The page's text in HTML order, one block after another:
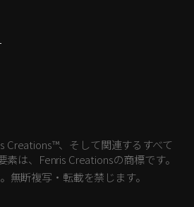
Creations™、そして関連するすべて
は、Fenris Creationsの商標です。
無断複写・転載を禁じます。